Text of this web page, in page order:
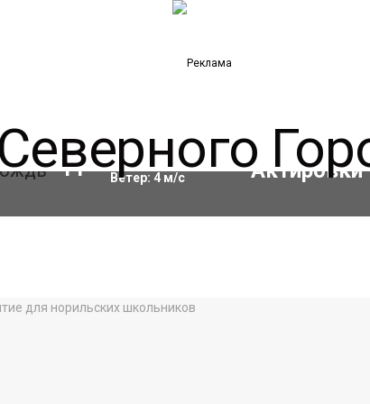
11 °C Влажность:91%
Ветер: 4м/с